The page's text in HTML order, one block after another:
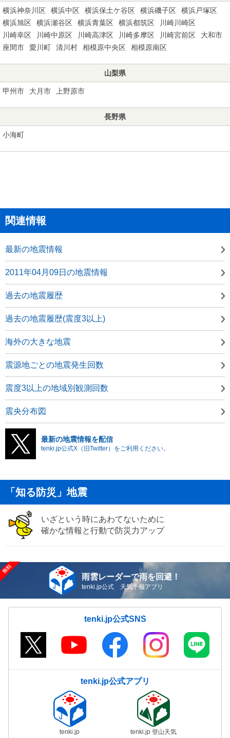
横浜神奈川区 横浜中区 横浜保土ケ谷区 横浜磯子区
横浜戸塚区
横浜旭区
横浜瀬谷区 横浜青葉区 横浜都筑区
川崎川崎区
川崎幸区
川崎中原区 川崎高津区 川崎多摩区 川崎宮前区
大和市
座間市
愛川町 清川村 相模原中央区 相模原南区
山梨県
甲州市 大月市 上野原市
長野県
小海町
関連情報
最新の地震情報
2011年04月09日の地震情報
過去の地震履歴
過去の地震履歴(震度3以上)
海外の大きな地震
震源地ごとの地震発生回数
震度3以上の地域別観測回数
震央分布図
最新の地震情報を配信
tenki.jp公式X（旧Twitter）をご利用ください。
「知る防災」地震
いざという時にあわてないために
確かな情報と行動で防災力アップ
雨雲レーダーで雨を回避！
tenki.jp公式 天気予報アプリ
tenki.jp公式SNS
tenki.jp公式アプリ
tenki.jp tenki.jp 登山天気